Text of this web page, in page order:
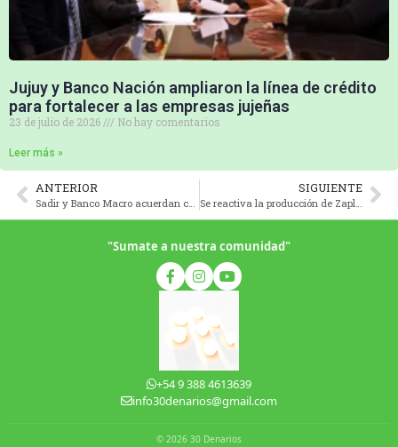
Jujuy y Banco Nación ampliaron la línea de crédito
para fortalecer a las empresas jujeñas
23 de julio de 2026 No hay comentarios
Leer más »
ANTERIOR SIGUIENTE
"Sumate a nuestra comunidad"
+54 9 388 4613639
info30denarios@gmail.com
© 2026 30 Denarios